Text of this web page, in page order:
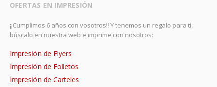
OFERTAS EN IMPRESIÓN
¡¡Cumplimos 6 años con vosotros!! Y tenemos un regalo para ti,
búscalo en nuestra web e imprime con nosotros:
Impresión de Flyers
Impresión de Folletos
Impresión de Carteles